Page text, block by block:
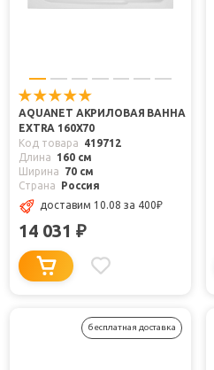
AQUANET АКРИЛОВАЯ ВАННА
EXTRA 160X70
Код товара
419712
Длина
160 см
Ширина
70 см
Страна
Россия
доставим 10.08 за 400₽
14 031 ₽
бесплатная доставка